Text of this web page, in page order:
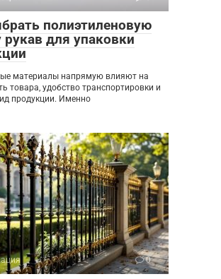
полиэтиленовую
рукав для упаковки
материалы напрямую влияют на
товара, удобство транспортировки и
продукции. Именно
0